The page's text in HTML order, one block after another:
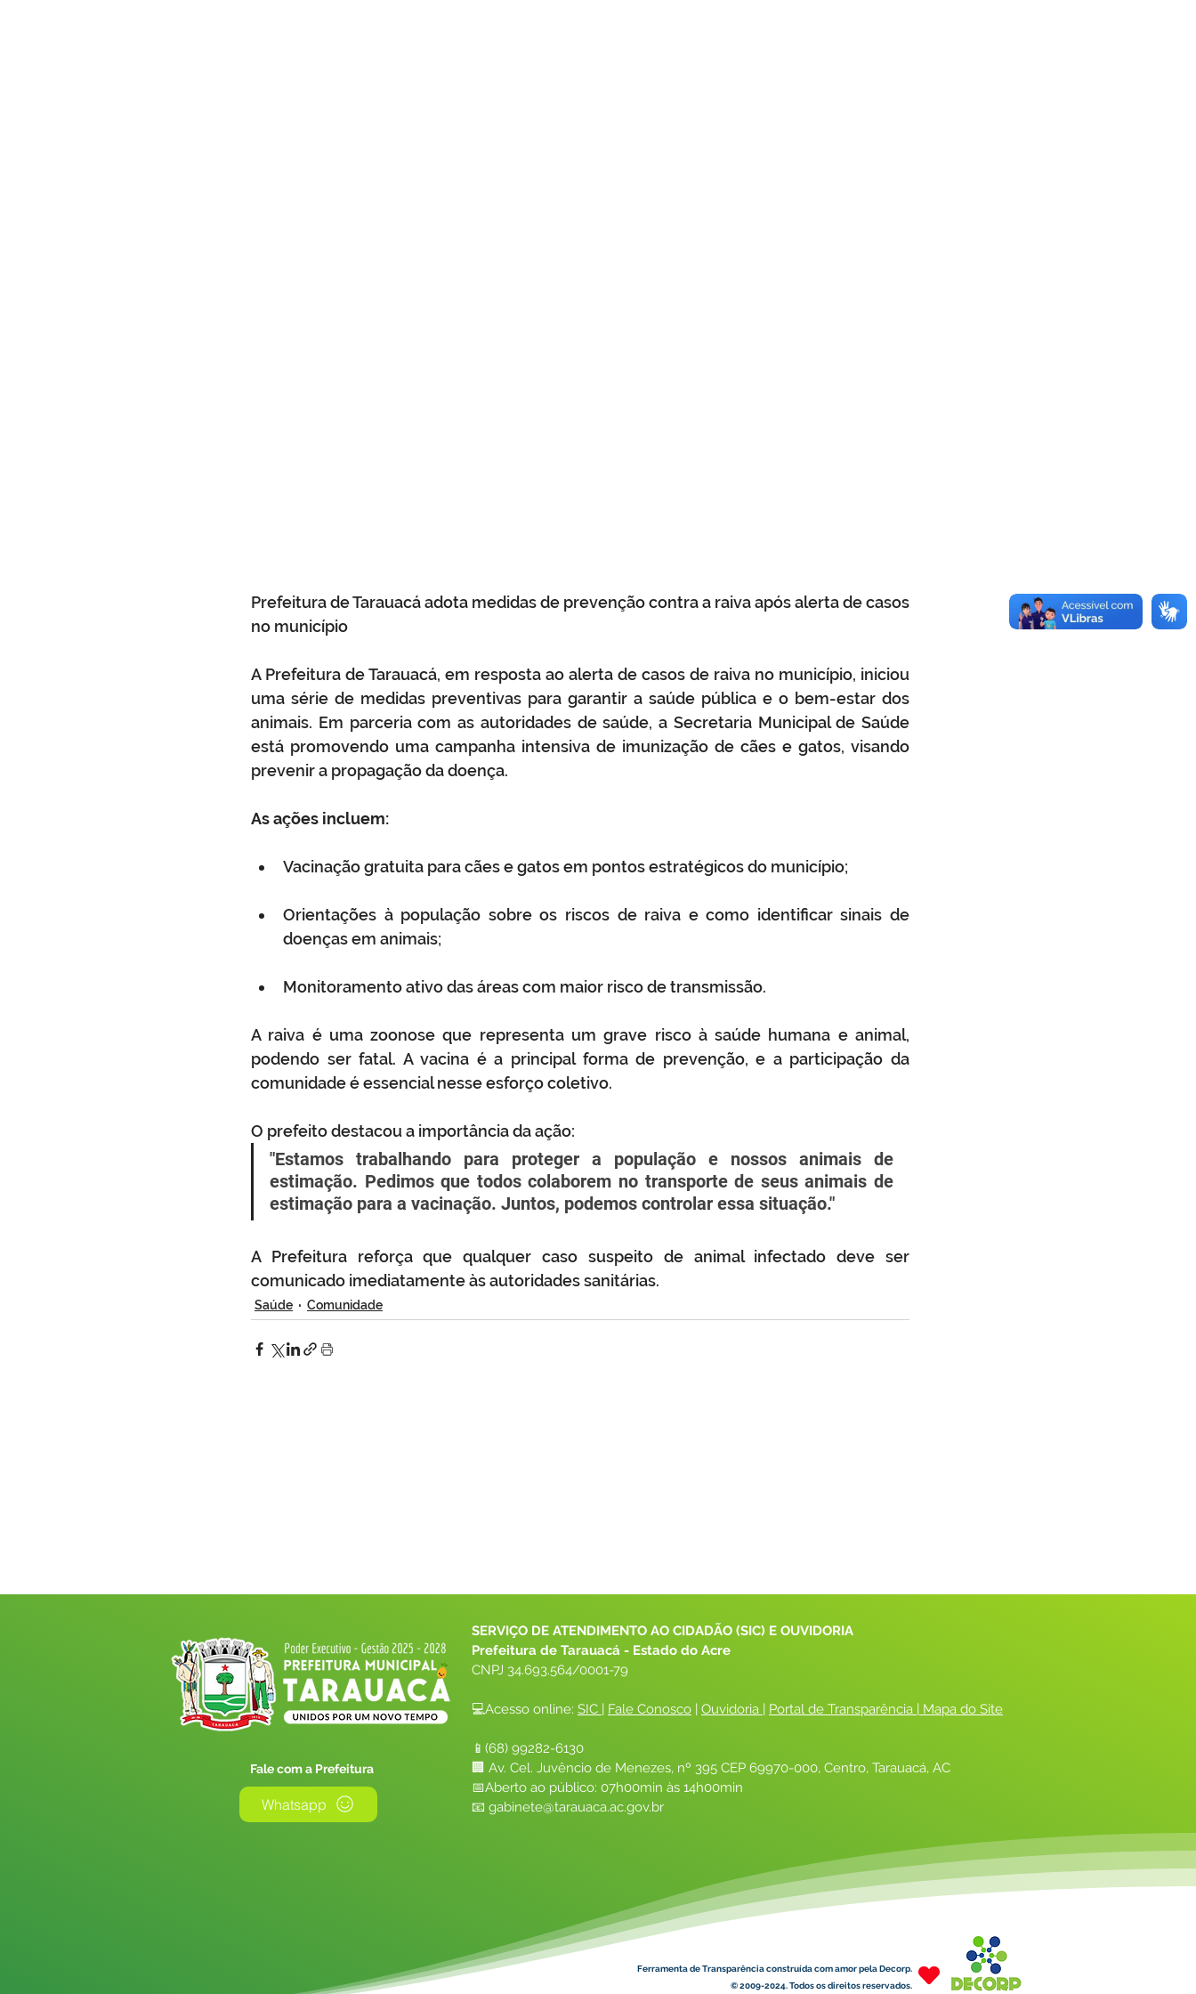
Prefeitura de Tarauacá adota medidas de prevenção contra a raiva após alerta de casos
no município
A Prefeitura de Tarauacá, em resposta ao alerta de casos de raiva no município, iniciou
uma série de medidas preventivas para garantir a saúde pública e o bem-estar dos
animais. Em parceria com as autoridades de saúde, a Secretaria Municipal de Saúde
está promovendo uma campanha intensiva de imunização de cães e gatos, visando
prevenir a propagação da doença.
As ações incluem:
Vacinação gratuita para cães e gatos em pontos estratégicos do município;
Orientações à população sobre os riscos de raiva e como identificar sinais de
doenças em animais;
Monitoramento ativo das áreas com maior risco de transmissão.
A raiva é uma zoonose que representa um grave risco à saúde humana e animal,
podendo ser fatal. A vacina é a principal forma de prevenção, e a participação da
comunidade é essencial nesse esforço coletivo.
O prefeito destacou a importância da ação:
"Estamos trabalhando para proteger a população e nossos animais de
estimação. Pedimos que todos colaborem no transporte de seus animais de
estimação para a vacinação. Juntos, podemos controlar essa situação."
A Prefeitura reforça que qualquer caso suspeito de animal infectado deve ser
comunicado imediatamente às autoridades sanitárias.
Saúde Comunidade
Fale com a Prefeitura
Whatsapp
SERVIÇO DE ATENDIMENTO AO CIDADÃO (SIC) E OUVIDORIA
Prefeitura de Tarauacá - Estado do Acre
CNPJ 34.693.564/0001-79
💻Acesso online: SIC | Fale Conosco | Ouvidoria | Portal de Transparência | Mapa do Site
📱(68) 99282-6130
🏢 Av. Cel. Juvêncio de Menezes, nº 395 CEP 69970-000, Centro, Tarauacá, AC
📅Aberto ao público: 07h00min às 14h00min
📧 gabinete@tarauaca.ac.gov.br
Ferramenta de Transparência construída com amor pela Decorp.
© 2009-2024. Todos os direitos reservados.